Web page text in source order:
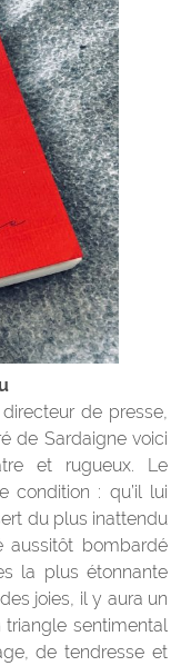
de presse,
de Sardaigne voici
et rugueux. Le
condition : qu’il lui
du plus inattendu
aussitôt bombardé
la plus étonnante
joies, il y aura un
sentimental
de tendresse et